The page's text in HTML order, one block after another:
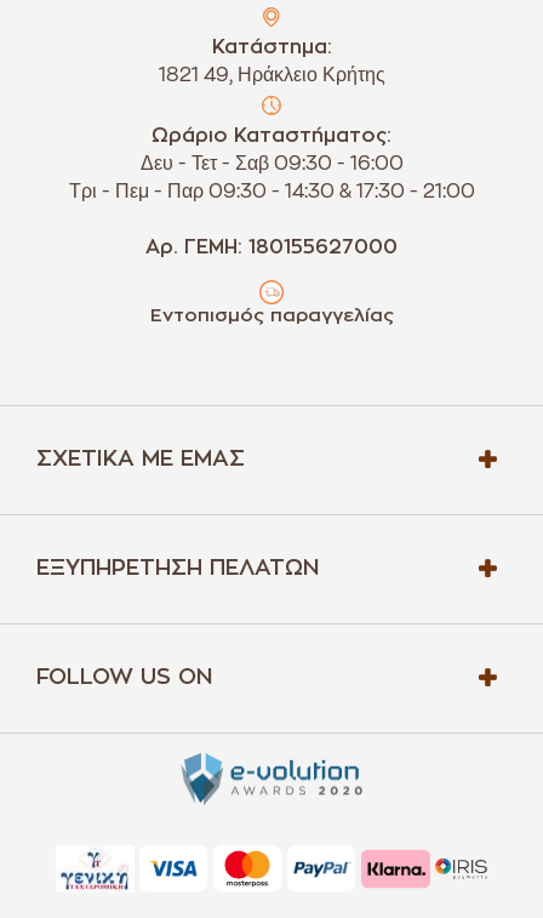
Κατάστημα:
1821 49, Ηράκλειο Κρήτης
Ωράριο Καταστήματος:
Δευ - Τετ - Σαβ 09:30 - 16:00
Τρι - Πεμ - Παρ 09:30 - 14:30 & 17:30 - 21:00
Αρ. ΓΕΜΗ: 180155627000
Εντοπισμός παραγγελίας
ΣΧΕΤΙΚΆ ΜΕ ΕΜΆΣ
ΕΞΥΠΗΡΈΤΗΣΗ ΠΕΛΑΤΏΝ
FOLLOW US ON